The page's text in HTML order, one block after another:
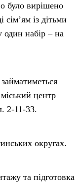
було вирішено
із дітьми
один набір – на
центр
2-11-33.
округах.
та підготовка